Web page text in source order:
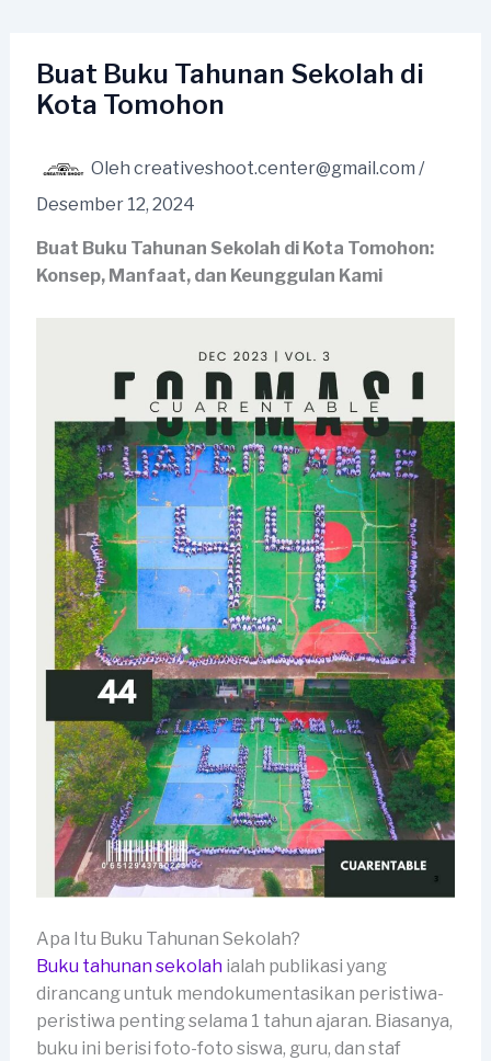
kontenBuat Buku Tahunan Sekolah di
Kota Tomohon
Oleh creativeshoot.center@gmail.com /
Desember 12, 2024
Buat Buku Tahunan Sekolah di Kota Tomohon:
Konsep, Manfaat, dan Keunggulan Kami
Apa Itu Buku Tahunan Sekolah?
Buku tahunan sekolahialah publikasi yang
dirancang untuk mendokumentasikan peristiwa-
peristiwa penting selama 1 tahun ajaran. Biasanya,
buku ini berisi foto-foto siswa, guru, dan staf